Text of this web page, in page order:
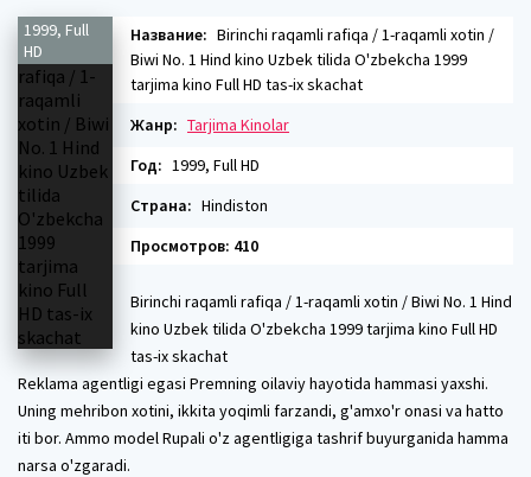
1999, Full
HD
Название: Birinchi raqamli rafiqa / 1-raqamli xotin /
Biwi No. 1 Hind kino Uzbek tilida O'zbekcha 1999
tarjima kino Full HD tas-ix skachat
Жанр: Tarjima Kinolar
Год: 1999, Full HD
Страна: Hindiston
Просмотров: 410
Birinchi raqamli rafiqa / 1-raqamli xotin / Biwi No. 1 Hind
kino Uzbek tilida O'zbekcha 1999 tarjima kino Full HD
tas-ix skachat
Reklama agentligi egasi Premning oilaviy hayotida hammasi yaxshi.
Uning mehribon xotini, ikkita yoqimli farzandi, g'amxo'r onasi va hatto
iti bor. Ammo model Rupali o'z agentligiga tashrif buyurganida hamma
narsa o'zgaradi.